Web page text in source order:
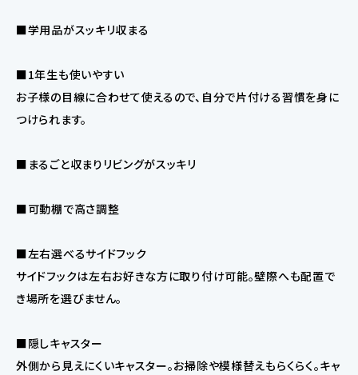
■学用品がスッキリ収まる
■1年生も使いやすい
お子様の目線に合わせて使えるので、自分で片付ける習慣を身に
つけられます。
■まるごと収まりリビングがスッキリ
■可動棚で高さ調整
■左右選べるサイドフック
サイドフックは左右お好きな方に取り付け可能。壁際へも配置で
き場所を選びません。
■隠しキャスター
外側から見えにくいキャスター。お掃除や模様替えもらくらく。キャ